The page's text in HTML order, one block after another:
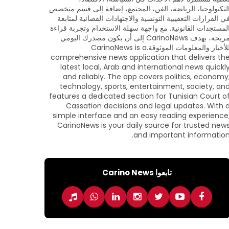
التكنولوجيا، الرياضة، الفن، المجتمع، إضافة إلى قسم متخصص
في القرارات التعقيبية التونسية والاجتهادات القضائية لمتابعة
المستجدات القانونية. مع واجهة سهلة الاستخدام وتجربة قراءة
مريحة، يهدف CarinoNews إلى أن يكون مصدرك اليومي
للأخبار والمعلومات الموثوقة.CarinoNews is a
comprehensive news application that delivers the
latest local, Arab and international news
and reliably. The app covers politics,
technology, sports, entertainment, society, and
features a dedicated section for Tunisian Court of
Cassation decisions and legal updates. With a
simple interface and an easy reading
CarinoNews is your daily source for trusted news
and important information.
تابعوا Carino News